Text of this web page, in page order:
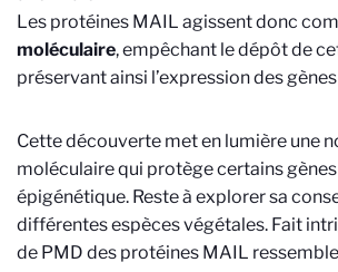
Les protéines MAIL agissent donc
moléculaire, empêchant le dépôt de
préservant ainsi l’expression des
Cette découverte met en lumière une
moléculaire qui protège certains
épigénétique. Reste à explorer sa
différentes espèces végétales. Fait
de PMD des protéines MAIL